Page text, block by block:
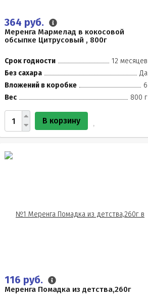
364 руб.
Меренга Мармелад в кокосовой
обсыпке Цитрусовый , 800г
Срок годности
12 месяцев
Без сахара
Да
Вложений в коробке
6
Вес
800 г
В корзину
116 руб.
Меренга Помадка из детства,260г